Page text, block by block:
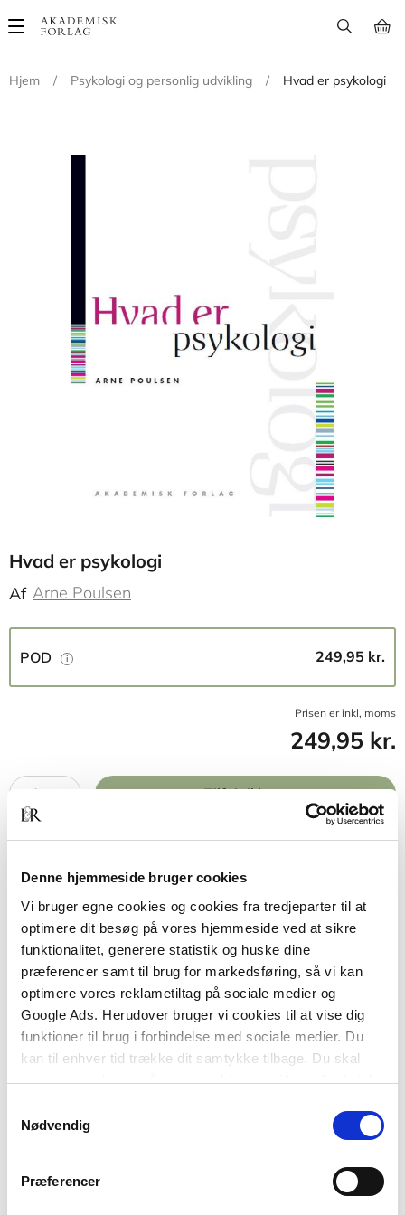
Denne hjemmeside bruger cookies
Vi bruger egne cookies og cookies fra tredjeparter til at
optimere dit besøg på vores hjemmeside ved at sikre
funktionalitet, generere statistik og huske dine
præferencer samt til brug for markedsføring, så vi kan
optimere vores reklametiltag på sociale medier og
Google Ads. Herudover bruger vi cookies til at vise dig
funktioner til brug i forbindelse med sociale medier. Du
kan til enhver tid trække dit samtykke tilbage. Du skal
være opmærksom på, at vores hjemmeside muligvis ikke
tilbagetrækker et samtykke.
Nødvendig
Præferencer
Main
Hjem
/ Psykologi og personlig udvikling / Hvad er psykologi
Hvad er psykologi
Af Arne Poulsen
POD 249,95 kr.
Prisen er inkl, moms
249,95 kr.
1 Tilføj til kurv
BESKRIVELSE YDERLIGERE INFO
I medierne sidestilles islam ofte med problemer,
konflikter, politisk uro og social undertrykkelse, men
islam er også meget andet. Hvad er islam er en
engageret introduktion til islam. Bogen
præsenterer det verdensbillede, der skildres i
islams hellige skrift Koranen. Den giver en
introduktion til islamisk dogmatik, filosofi og ret, og
den tegner et nuanceret billede af islam i Europa i